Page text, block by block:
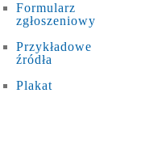
Formularz
zgłoszeniowy
Przykładowe
źródła
Plakat